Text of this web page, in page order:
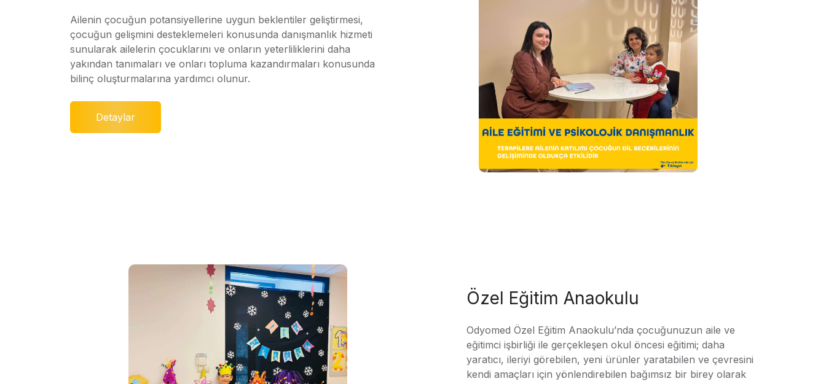
Ailenin çocuğun potansiyellerine uygun beklentiler geliştirmesi,
çocuğun gelişmini desteklemeleri konusunda danışmanlık hizmeti
sunularak ailelerin çocuklarını ve onların yeterliliklerini daha
yakından tanımaları ve onları topluma kazandırmaları konusunda
bilinç oluşturmalarına yardımcı olunur.
Detaylar
Özel Eğitim Anaokulu
Odyomed Özel Eğitim Anaokulu’nda çocuğunuzun aile ve
eğitimci işbirliği ile gerçekleşen okul öncesi eğitimi; daha
yaratıcı, ileriyi görebilen, yeni ürünler yaratabilen ve çevresini
kendi amaçları için yönlendirebilen bağımsız bir birey olarak